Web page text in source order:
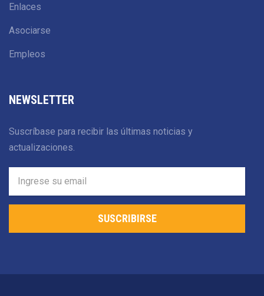
Enlaces
Asociarse
Empleos
NEWSLETTER
Suscríbase para recibir las últimas noticias y
actualizaciones.
SUSCRIBIRSE